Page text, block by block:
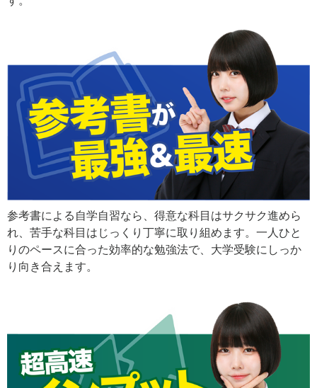
参考書による自学自習なら、得意な科目はサクサク進めら
れ、苦手な科目はじっくり丁寧に取り組めます。一人ひと
りのペースに合った効率的な勉強法で、大学受験にしっか
り向き合えます。